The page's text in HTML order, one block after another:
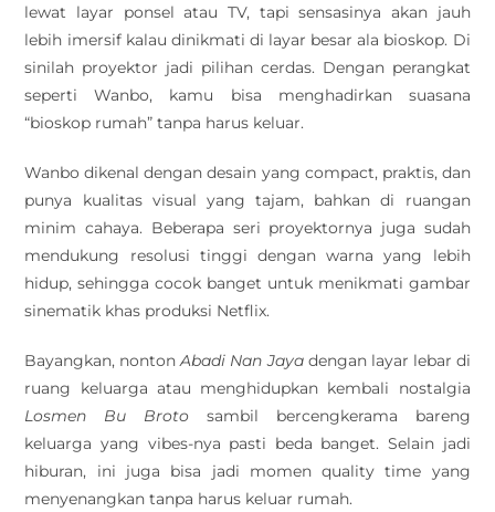
lewat layar ponsel atau TV, tapi sensasinya akan jauh
lebih imersif kalau dinikmati di layar besar ala bioskop. Di
sinilah proyektor jadi pilihan cerdas. Dengan perangkat
seperti Wanbo, kamu bisa menghadirkan suasana
“bioskop rumah” tanpa harus keluar.
Wanbo dikenal dengan desain yang compact, praktis, dan
punya kualitas visual yang tajam, bahkan di ruangan
minim cahaya. Beberapa seri proyektornya juga sudah
mendukung resolusi tinggi dengan warna yang lebih
hidup, sehingga cocok banget untuk menikmati gambar
sinematik khas produksi Netflix.
Bayangkan, nontonAbadi Nan Jayadengan layar lebar di
ruang keluarga atau menghidupkan kembali nostalgia
Losmen Bu Broto sambil bercengkerama bareng
keluarga yang vibes-nya pasti beda banget. Selain jadi
hiburan, ini juga bisa jadi momen quality time yang
menyenangkan tanpa harus keluar rumah.